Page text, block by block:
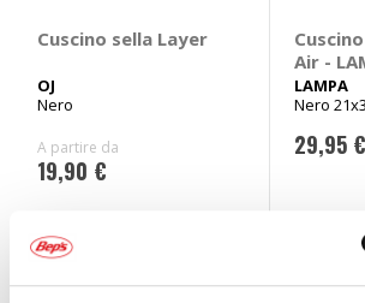
Cuscino sella Layer
OJ
Nero
A partire da
19,90 €
Air -
LAMPA
Nero
29,95 €
Prezzo speciale